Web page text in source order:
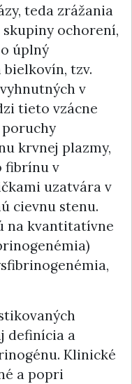
teda zrážania
ochorení,
úplný
tzv.
v
tieto vzácne
krvnej plazmy,
fibrínu v
uzatvára v
cievnu stenu.
na kvantitatívne
definícia a
Klinické
a popri